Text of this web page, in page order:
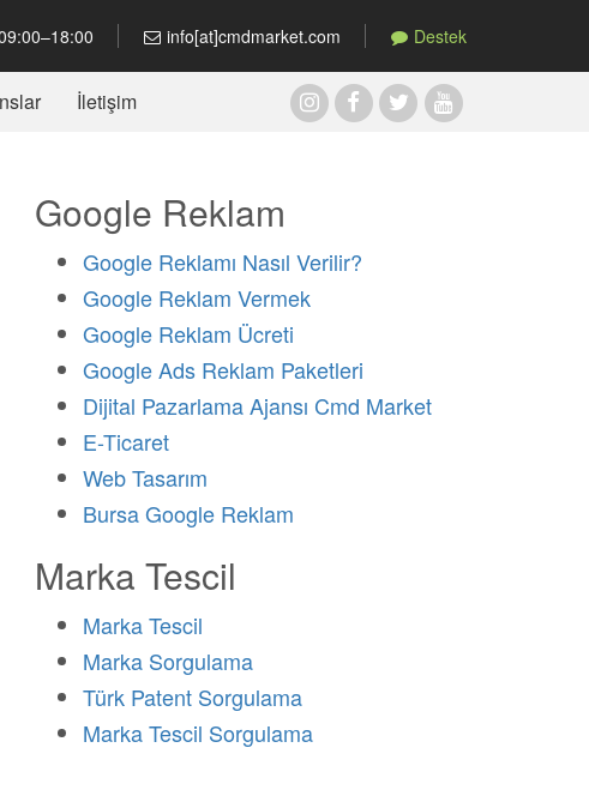
info[at]cmdmarket.com Destek
İletişim
Google Reklam
Google Reklamı Nasıl Verilir?
Google Reklam Vermek
Google Reklam Ücreti
Google Ads Reklam Paketleri
Dijital Pazarlama Ajansı Cmd Market
E-Ticaret
Web Tasarım
Bursa Google Reklam
Marka Tescil
Marka Tescil
Marka Sorgulama
Türk Patent Sorgulama
Marka Tescil Sorgulama